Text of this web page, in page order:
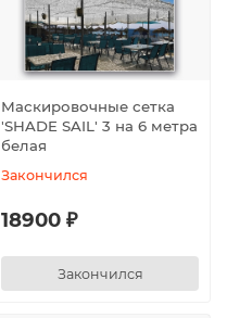
Маскировочные сетка
′SHADE SAIL′ 3 на 6 метра
белая
Закончился
18900 ₽
Закончился